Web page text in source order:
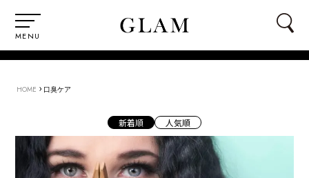
MENU
HOME › 口臭ケア
新着順 人気順